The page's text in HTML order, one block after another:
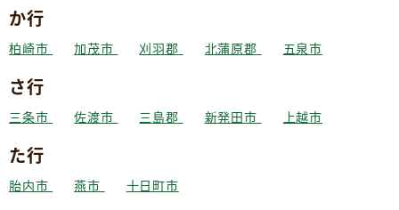
か行
柏崎市 加茂市 刈羽郡 北蒲原郡 五泉市
さ行
三条市 佐渡市 三島郡 新発田市 上越市
た行
胎内市 燕市 十日町市